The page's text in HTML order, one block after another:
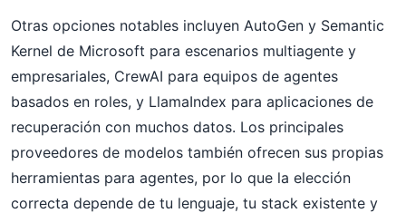
Otras opciones notables incluyen AutoGen y Semantic
Kernel de Microsoft para escenarios multiagente y
empresariales, CrewAI para equipos de agentes
basados en roles, y LlamaIndex para aplicaciones de
recuperación con muchos datos. Los principales
proveedores de modelos también ofrecen sus propias
herramientas para agentes, por lo que la elección
correcta depende de tu lenguaje, tu stack existente y